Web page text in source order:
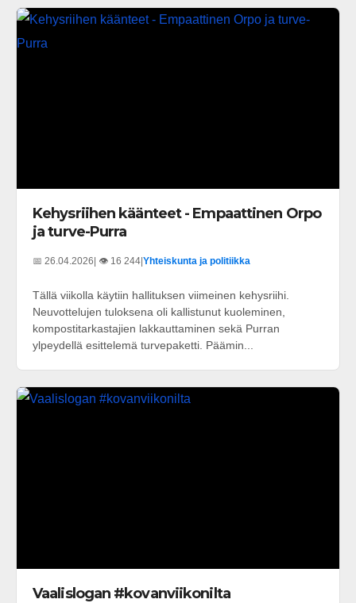
Kehysriihen käänteet - Empaattinen Orpo
ja turve-Purra
📅 26.04.2026 | 👁️ 16 244 Yhteiskunta ja politiikka
Tällä viikolla käytiin hallituksen viimeinen kehysriihi.
Neuvottelujen tuloksena oli kallistunut kuoleminen,
kompostitarkastajien lakkauttaminen sekä Purran
ylpeydellä esittelemä turvepaketti. Päämin...
Vaalislogan #kovanviikonilta